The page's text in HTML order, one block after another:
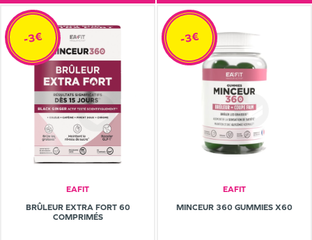
EAFIT
BRÛLEUR EXTRA FORT 60
COMPRIMÉS
-3€
EAFIT
MINCEUR 360 GUMMIES X60
-3€